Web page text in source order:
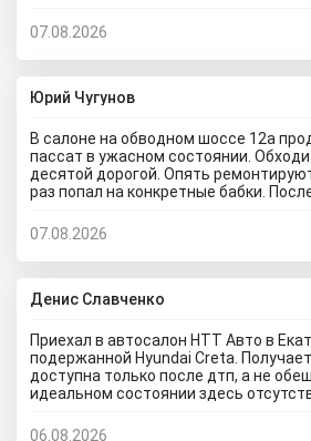
еще юриста захватите. Менеджер
осмотреть авто. Ни капот открыть,
днище глянуть. Попросил
ксерокопии принес. Мне даже
картинкам тачку выбирать будем?
настаивать больше не стал, но очень
если бы я 5 тачек осмотреть
бы писали? Бред полнейший..хорошо
есть куча других автосалонов и
можно спокойно объехать стороной.
07.08.2026
Юрий Чугунов
В салоне на обводном шоссе 12а
пассат в ужасном состоянии.
десятой дорогой. Опять
раз попал на конкретные бабки.
что все с машиной идеально, а
сделать по гарантийному ремонту.
когда спрашивают где купить
говорю - где угодно но не в
07.08.2026
Денис Славченко
Приехал в автосалон НТТ Авто в
подержанной Hyundai Creta.
доступна только после дтп, а не
идеальном состоянии здесь
почти не ездила! Я ушел из салона,
06.08.2026